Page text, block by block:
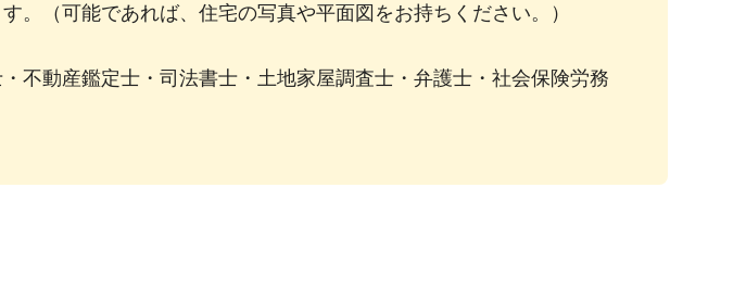
。（可能であれば、住宅の写真や平面図をお持ちください。）
不動産鑑定士・司法書士・土地家屋調査士・弁護士・社会保険労務